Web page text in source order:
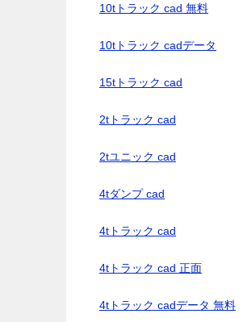
10tトラック cad 無料
10tトラック cadデータ
15tトラック cad
2tトラック cad
2tユニック cad
4tダンプ cad
4tトラック cad
4tトラック cad 正面
4tトラック cadデータ 無料